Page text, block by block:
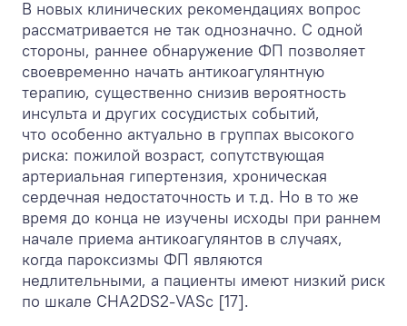
В новых клинических рекомендациях вопрос
рассматривается не так однозначно. С одной
стороны, раннее обнаружение ФП позволяет
своевременно начать антикоагулянтную
терапию, существенно снизив вероятность
инсульта и других сосудистых событий,
что особенно актуально в группах высокого
риска: пожилой возраст, сопутствующая
артериальная гипертензия, хроническая
сердечная недостаточность и т.д. Но в то же
время до конца не изучены исходы при раннем
начале приема антикоагулянтов в случаях,
когда пароксизмы ФП являются
недлительными, а пациенты имеют низкий риск
по шкале CHA2DS2-VASc [17].